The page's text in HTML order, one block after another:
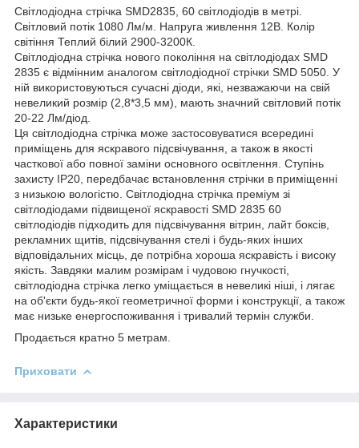
Світлодіодна стрічка SMD2835, 60 світлодіодів в метрі.
Світловий потік 1080 Лм/м. Напруга живлення 12В. Колір
світіння Теплий білий 2900-3200К.
Світлодіодна стрічка нового покоління на світлодіодах SMD
2835 є відмінним аналогом світлодіодної стрічки SMD 5050. У
ній використовуються сучасні діоди, які, незважаючи на свій
невеликий розмір (2,8*3,5 мм), мають значний світловий потік
20-22 Лм/діод.
Ця світлодіодна стрічка може застосовуватися всередині
приміщень для яскравого підсвічування, а також в якості
часткової або повної заміни основного освітлення. Ступінь
захисту IP20, передбачає встановлення стрічки в приміщенні
з низькою вологістю. Світлодіодна стрічка преміум зі
світлодіодами підвищеної яскравості SMD 2835 60
світлодіодів підходить для підсвічування вітрин, лайт боксів,
рекламних щитів, підсвічування стелі і будь-яких інших
відповідальних місць, де потрібна хороша яскравість і високу
якість. Завдяки малим розмірам і чудовою гнучкості,
світлодіодна стрічка легко уміщається в невеликі ніші, і лягає
на об'єкти будь-якої геометричної форми і конструкції, а також
має низьке енергоспоживання і тривалий термін служби.
Продається кратно 5 метрам.
Приховати
Характеристики